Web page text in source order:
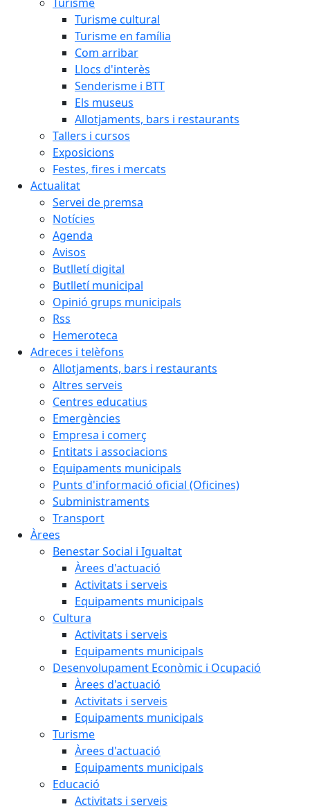
Turisme cultural
Turisme en família
Com arribar
Llocs d'interès
Senderisme i BTT
Els museus
Allotjaments, bars i restaurants
Tallers i cursos
Exposicions
Festes, fires i mercats
Actualitat
Servei de premsa
Notícies
Agenda
Avisos
Butlletí digital
Butlletí municipal
Opinió grups municipals
Rss
Hemeroteca
Adreces i telèfons
Allotjaments, bars i restaurants
Altres serveis
Centres educatius
Emergències
Empresa i comerç
Entitats i associacions
Equipaments municipals
Punts d'informació oficial (Oficines)
Subministraments
Transport
Àrees
Benestar Social i Igualtat
Àrees d'actuació
Activitats i serveis
Equipaments municipals
Cultura
Activitats i serveis
Equipaments municipals
Desenvolupament Econòmic i Ocupació
Àrees d'actuació
Activitats i serveis
Equipaments municipals
Turisme
Àrees d'actuació
Equipaments municipals
Educació
Activitats i serveis